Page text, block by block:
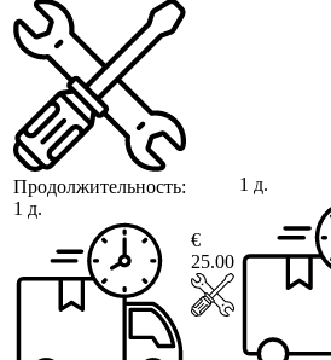
Продолжительность:
1 д.
€
25.00
1 д.